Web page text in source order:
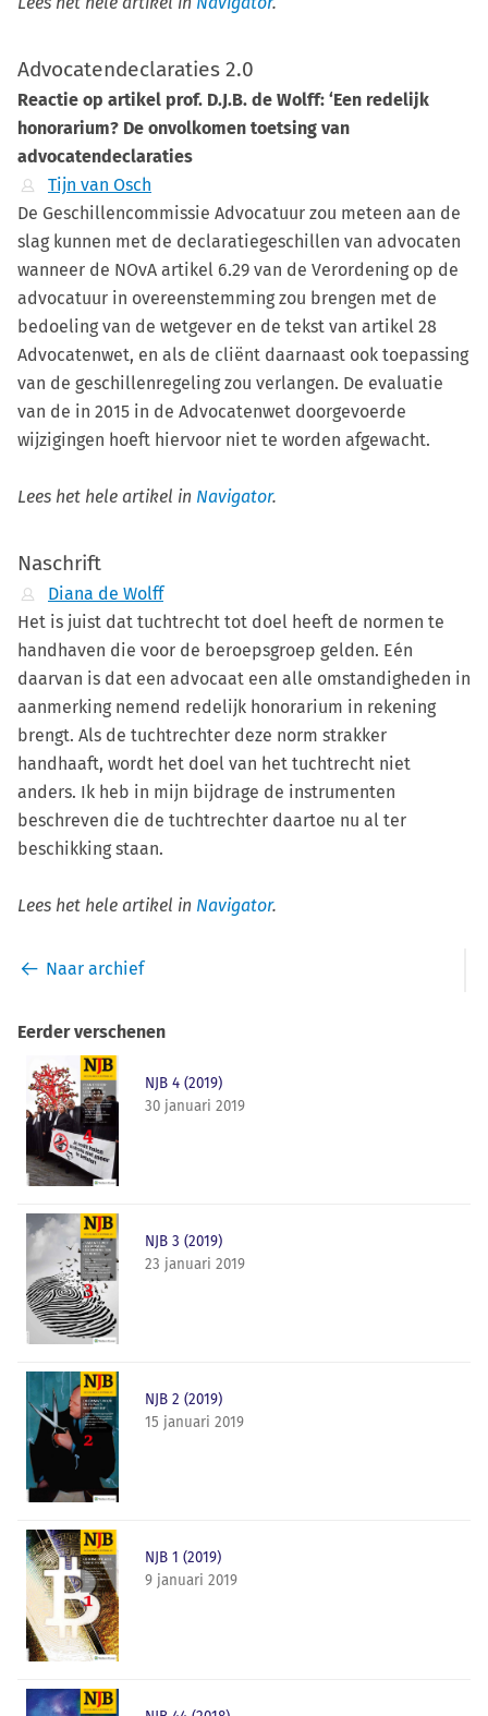
Advocatendeclaraties 2.0
Reactie op artikel prof. D.J.B. de Wolff: ‘Een redelijk
honorarium? De onvolkomen toetsing van
advocatendeclaraties
Tijn van Osch
De Geschillencommissie Advocatuur zou meteen aan de
slag kunnen met de declaratiegeschillen van advocaten
wanneer de NOvA artikel 6.29 van de Verordening op de
advocatuur in overeenstemming zou brengen met de
bedoeling van de wetgever en de tekst van artikel 28
Advocatenwet, en als de cliënt daarnaast ook toepassing
van de geschillenregeling zou verlangen. De evaluatie
van de in 2015 in de Advocatenwet doorgevoerde
wijzigingen hoeft hiervoor niet te worden afgewacht.
Lees het hele artikel in Navigator.
Naschrift
Diana de Wolff
Het is juist dat tuchtrecht tot doel heeft de normen te
handhaven die voor de beroepsgroep gelden. Eén
daarvan is dat een advocaat een alle omstandigheden in
aanmerking nemend redelijk honorarium in rekening
brengt. Als de tuchtrechter deze norm strakker
handhaaft, wordt het doel van het tuchtrecht niet
anders. Ik heb in mijn bijdrage de instrumenten
beschreven die de tuchtrechter daartoe nu al ter
beschikking staan.
Lees het hele artikel in Navigator.
Naar archief
Eerder verschenen
NJB 4 (2019)
30 januari 2019
NJB 3 (2019)
23 januari 2019
NJB 2 (2019)
15 januari 2019
NJB 1 (2019)
9 januari 2019